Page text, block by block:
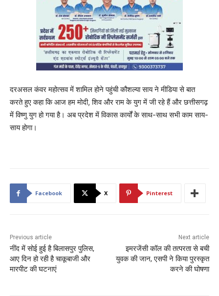
दरअसल कंवर महोत्सव में शामिल होने पहुंची कौशल्या साय ने मीडिया से बात
करते हुए कहा कि आज हम मोदी, शिव और राम के युग में जी रहे हैं और छत्तीसगढ़
में विष्णु युग हो गया है। अब प्रदेश में विकास कार्यों के साथ-साथ सभी काम साय-
साय होगा।
Facebook X Pinterest
Previous article
नींद में सोई हुई है बिलासपुर पुलिस,
आए दिन हो रही है चाकूबाजी और
मारपीट की घटनाएं
Next article
इमरजेंसी कॉल की तत्परता से बची
युवक की जान, एसपी ने किया पुरस्कृत
करने की घोषणा